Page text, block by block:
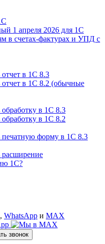
1 апреля 2026 для 1C
в счетах-фактурах и УПД с
в 1С 8.3
отчет в 1С 8.2 (обычные
в 1С 8.3
в 1С 8.2
печатную форму в 1С 8.3
расширение
1С?
, WhatsApp и MAX
звонок